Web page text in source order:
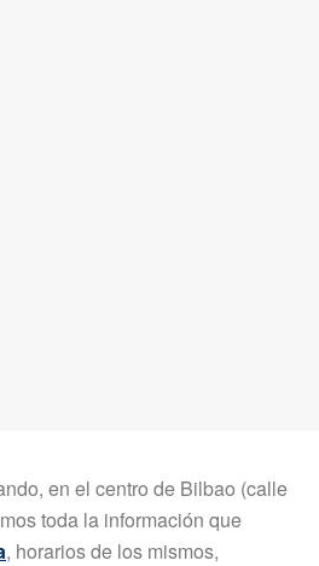
en el centro de Bilbao (calle
toda la información que
, horarios de los mismos,